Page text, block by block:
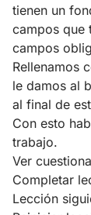
tienen un
campos que
campos
Rellenamos
le damos al
al final de
Con esto
trabajo.
Ver
Completar
Lección